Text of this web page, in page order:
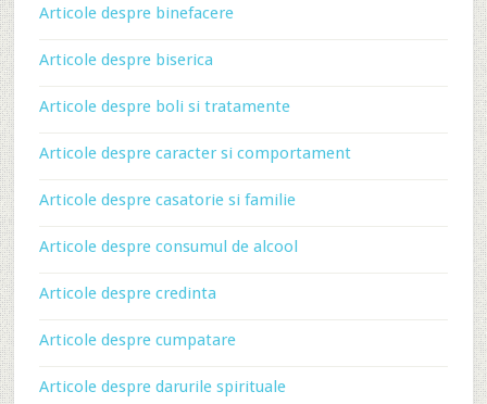
Articole despre binefacere
Articole despre biserica
Articole despre boli si tratamente
Articole despre caracter si comportament
Articole despre casatorie si familie
Articole despre consumul de alcool
Articole despre credinta
Articole despre cumpatare
Articole despre darurile spirituale